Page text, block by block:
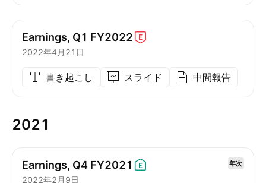
Earnings, Q1 FY2022
2022年4月21日
書き起こし スライド 中間報告
2021
Earnings, Q4 FY2021 年次
2022年2月9日